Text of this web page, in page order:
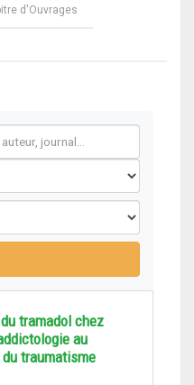
d'Ouvrages
tramadol chez
au
du traumatisme